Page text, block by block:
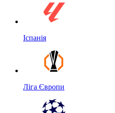
Іспанія
Ліга Європи